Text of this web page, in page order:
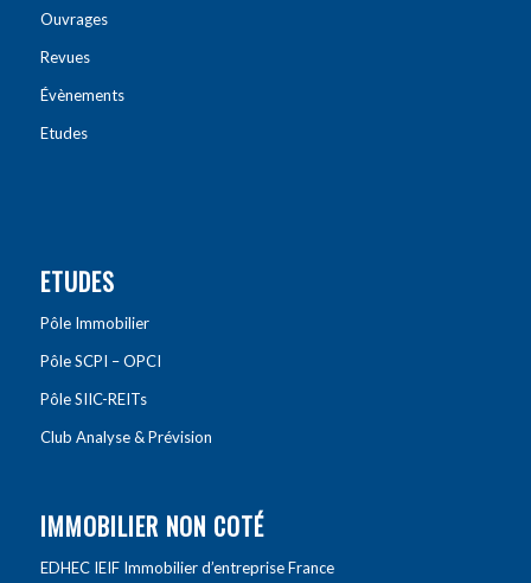
Ouvrages
Revues
Évènements
Etudes
ETUDES
Pôle Immobilier
Pôle SCPI – OPCI
Pôle SIIC-REITs
Club Analyse & Prévision
IMMOBILIER NON COTÉ
EDHEC IEIF Immobilier d’entreprise France